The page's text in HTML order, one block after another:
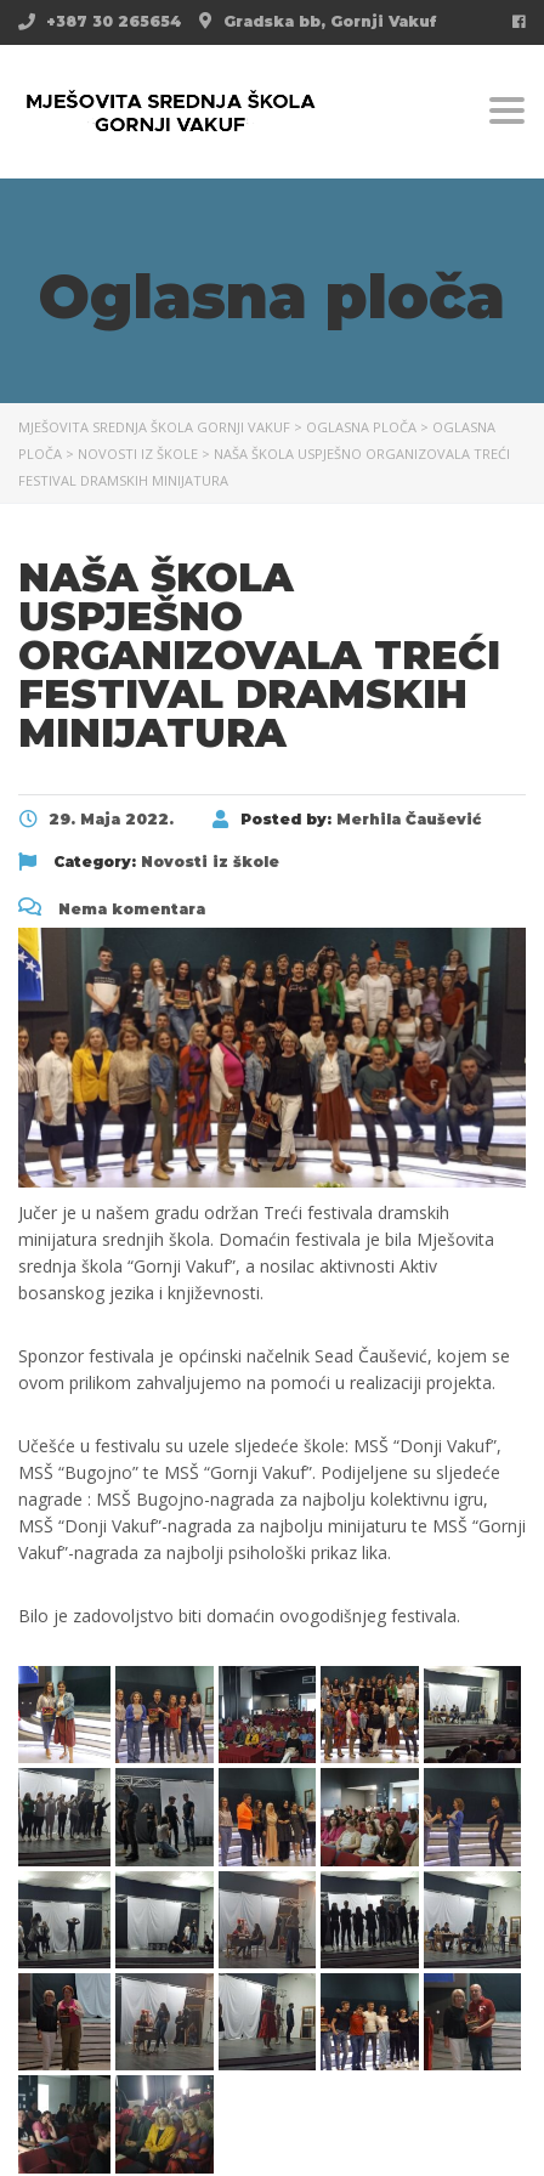
Gradska bb, Gornji Vakuf
+387 30 265654
Oglasna ploča
MJEŠOVITA SREDNJA ŠKOLA GORNJI VAKUF > OGLASNA PLOČA > OGLASNA
PLOČA > NOVOSTI IZ ŠKOLE > NAŠA ŠKOLA USPJEŠNO ORGANIZOVALA TREĆI
FESTIVAL DRAMSKIH MINIJATURA
NAŠA ŠKOLA
USPJEŠNO
ORGANIZOVALA TREĆI
FESTIVAL DRAMSKIH
MINIJATURA
29. Maja 2022. Posted by: Merhila Čaušević
Category: Novosti iz škole
Nema komentara
Jučer je u našem gradu održan Treći festivala dramskih
minijatura srednjih škola. Domaćin festivala je bila Mješovita
srednja škola “Gornji Vakuf”, a nosilac aktivnosti Aktiv
bosanskog jezika i književnosti.
Sponzor festivala je općinski načelnik Sead Čaušević, kojem se
ovom prilikom zahvaljujemo na pomoći u realizaciji projekta.
Učešće u festivalu su uzele sljedeće škole: MSŠ “Donji Vakuf”,
MSŠ “Bugojno” te MSŠ “Gornji Vakuf”. Podijeljene su sljedeće
nagrade : MSŠ Bugojno-nagrada za najbolju kolektivnu igru,
MSŠ “Donji Vakuf”-nagrada za najbolju minijaturu te MSŠ “Gornji
Vakuf”-nagrada za najbolji psihološki prikaz lika.
Bilo je zadovoljstvo biti domaćin ovogodišnjeg festivala.